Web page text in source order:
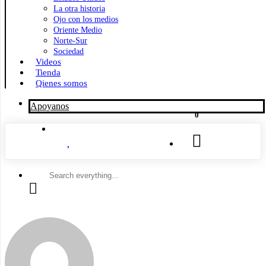
La otra historia
Ojo con los medios
Oriente Medio
Norte-Sur
Sociedad
Videos
Tienda
Qienes somos
Apoyanos
0
Search